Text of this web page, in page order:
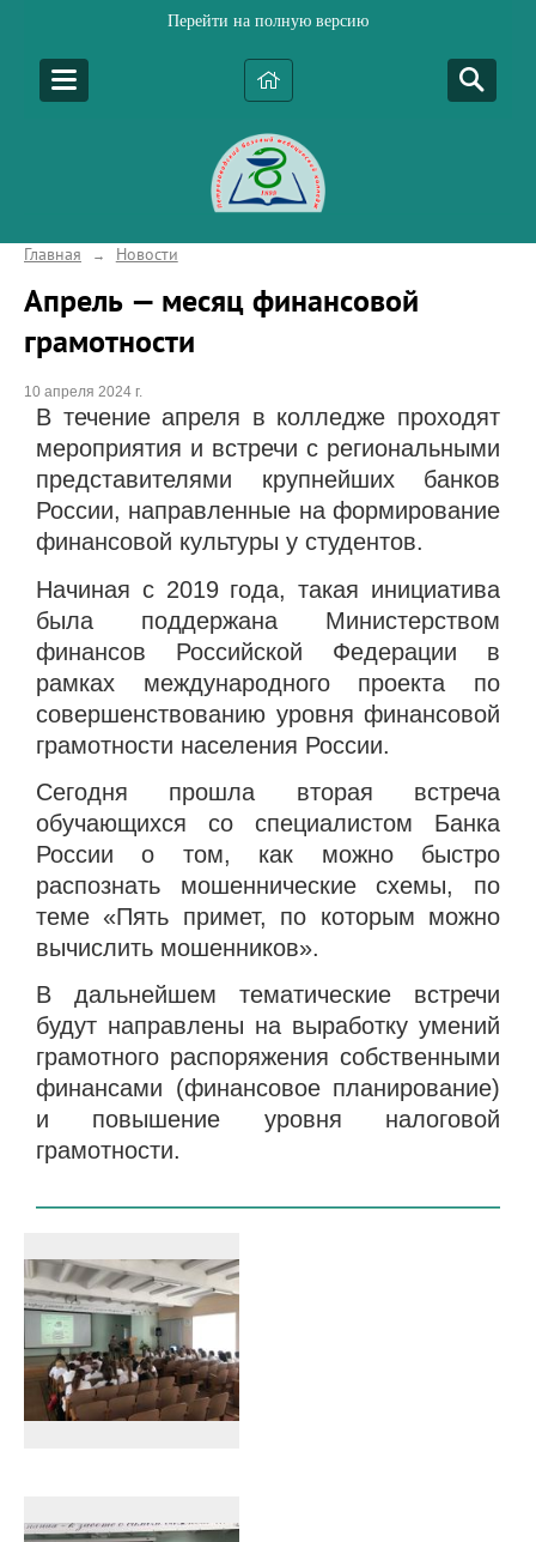
Перейти на полную версию
Главная → Новости
Апрель — месяц финансовой
грамотности
10 апреля 2024 г.
В течение апреля в колледже проходят
мероприятия и встречи с региональными
представителями крупнейших банков
России, направленные на формирование
финансовой культуры у студентов.
Начиная с 2019 года, такая инициатива
была поддержана Министерством
финансов Российской Федерации в
рамках международного проекта по
совершенствованию уровня финансовой
грамотности населения России.
Сегодня прошла вторая встреча
обучающихся со специалистом Банка
России о том, как можно быстро
распознать мошеннические схемы, по
теме «Пять примет, по которым можно
вычислить мошенников».
В дальнейшем тематические встречи
будут направлены на выработку умений
грамотного распоряжения собственными
финансами (финансовое планирование)
и повышение уровня налоговой
грамотности.